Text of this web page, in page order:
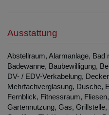
Ausstattung
Abstellraum Alarmanlage Bad
Badewanne Baubewilligung
DV- / EDV-Verkabelung
Mehrfachverglasung Dusche
Fernblick Fitnessraum Fliesen
Gartennutzung Gas Grillstelle